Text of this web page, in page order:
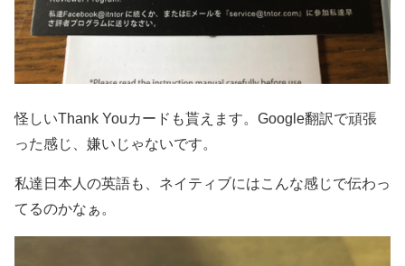
怪しいThank Youカードも貰えます。Google翻訳で頑張
った感じ、嫌いじゃないです。
私達日本人の英語も、ネイティブにはこんな感じで伝わっ
てるのかなぁ。